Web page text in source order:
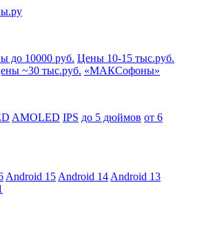
до 10000 руб. Цены 10-15 тыс.руб.
~30 тыс.руб. «МАКСофоны»
AMOLED IPS до 5 дюймов от 6
Android 15 Android 14 Android 13